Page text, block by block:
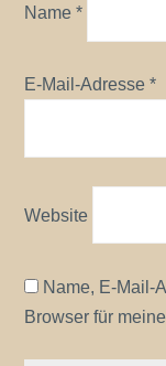
Name*
E-Mail-Adresse*
Website
Name, E-Mail-
Browser für